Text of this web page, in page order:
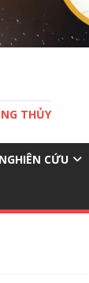
THỦY
CỨU